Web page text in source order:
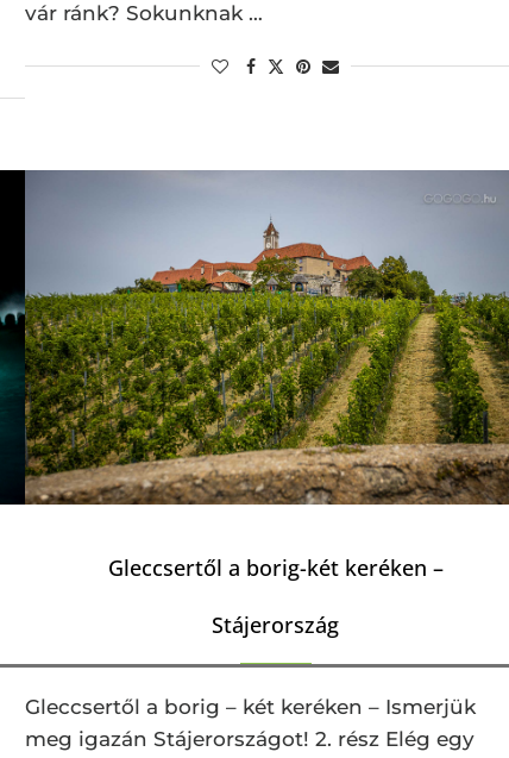
vár ránk? Sokunknak …
Gleccsertől a borig-két keréken –
Stájerország
Gleccsertől a borig – két keréken – Ismerjük
meg igazán Stájerországot! 2. rész Elég egy